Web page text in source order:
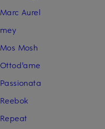
Marc Aurel
mey
Mos Mosh
Ottod'ame
Passionata
Reebok
Repeat